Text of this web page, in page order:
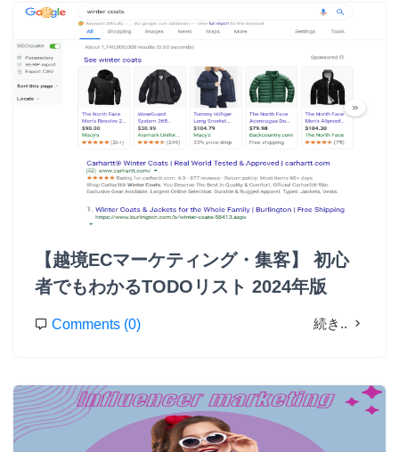
【越境ECマーケティング・集客】 初心
者でもわかるTODOリスト 2024年版
Comments (0) 続き..